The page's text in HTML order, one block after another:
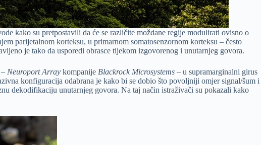
kako su pretpostavili da će se različite moždane regije modulirati ovisno o
parijetalnom korteksu, u primarnom somatosenzornom korteksu – često
je tako da usporedi obrasce tijekom izgovorenog i unutarnjeg govora.
Neuroport Array kompanije Blackrock Microsystems – u supramarginalni girus
konfiguracija odabrana je kako bi se dobio što povoljniji omjer signal/šum i
dekodifikaciju unutarnjeg govora. Na taj način istraživači su pokazali kako